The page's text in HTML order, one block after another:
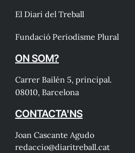
El Diari del Treball
Fundació Periodisme Plural
ON SOM?
Carrer Bailén 5, principal.
08010, Barcelona
CONTACTA'NS
Joan Cascante Agudo
redaccio@diaritreball.cat